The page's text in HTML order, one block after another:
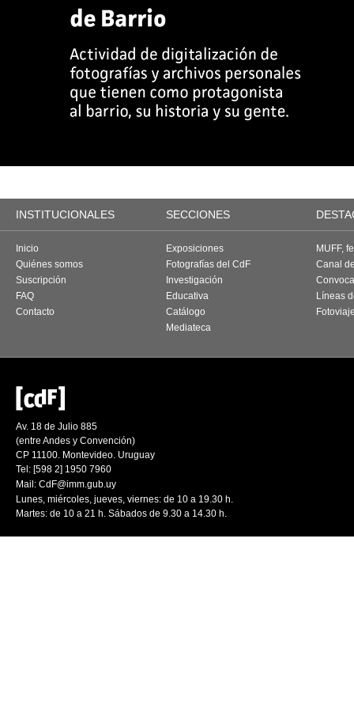
INSTITUCIONALES SECCIONES
Inicio
Quiénes somos
Suscripción
FAQ
Contacto
Exposiciones
Fotografías del CdF
Investigación
Educativa
Catálogo
Mediateca
MUFF,
Canal
Líneas
Av. 18 de Julio 885
(entre Andes y Convención)
CP 11100. Montevideo. Uruguay
Tel: [598 2] 1950 7960
Mail: CdF@imm.gub.uy
Lunes, miércoles, jueves, viernes: de 10 a 19.30 h.
Martes: de 10 a 21 h. Sábados de 9.30 a 14.30 h.